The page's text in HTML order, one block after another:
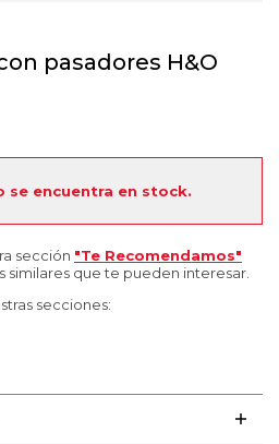
pasadores H&O
se encuentra en stock.
sección "Te Recomendamos"
similares que te pueden interesar.
secciones: